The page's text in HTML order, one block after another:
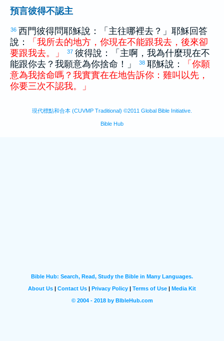
預言彼得不認主
36 西門彼得問耶穌說：「主往哪裡去？」耶穌回答
說：
「 我所去的地方 ， 你現在不能跟我去 ， 後來卻
要跟我去。 」 37 彼得說：「主啊，我為什麼現在不
能跟你去？我願意為你捨命！」
38 耶穌說： 「 你願
意為我捨命嗎 ？ 我實實在在地告訴你 ： 雞叫 以先 ，
你要三次不認我。 」
現代標點和合本 (CUVMP Traditional) ©2011 Global Bible Initiative.
Bible Hub